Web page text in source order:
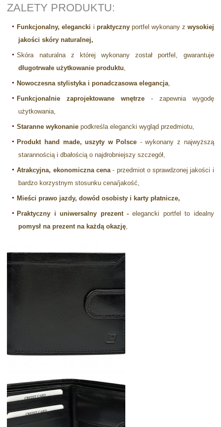
ZALETY PRODUKTU:
Funkcjonalny, elegancki i praktyczny portfel wykonany z wysokiej
jakości skóry naturalnej,
Skóra naturalna z której wykonany został portfel, gwarantuje
długotrwałe użytkowanie produktu,
Nowoczesna stylistyka i ponadczasowa elegancja,
Funkcjonalnie zaprojektowane wnętrze - zapewnia wygodę
użytkowania,
Staranne wykonanie podkreśla elegancki wygląd przedmiotu,
Produkt hand made, uszyty w Polsce - wykonany z najwyższą
starannością i dbałością o najdrobniejszy szczegół,
Atrakcyjna, ekonomiczna cena- przedmiot o sprawdzonej jakości i
bardzo korzystnym stosunku cena/jakość,
Mieści prawo jazdy, dowód osobisty i karty płatnicze,
Praktyczny i uniwersalny prezent -elegancki portfel to idealny
pomysł na prezent na każdą okazję,